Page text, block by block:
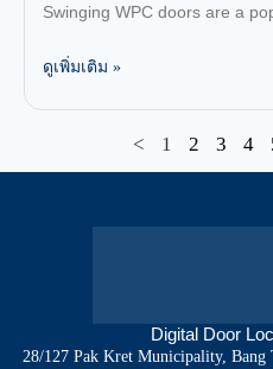
Swinging WPC doors are a
ดูเพิ่มเติม »
< 1 2 3 4
Digital Door
28/127 Pak Kret Municipality,